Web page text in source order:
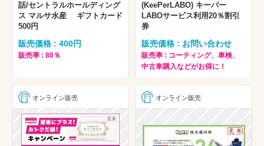
話/セントラルホールディング
ス マルサ水産 ギフトカード
500円
販売価格 : 400円
販売率 : 80％
(KeePerLABO) キーパー
LABOサービス利用20％割引
券
販売価格 : お問い合わせ
販売率 : コーティング、車検、
中古車購入などがお得に！
オンライン販売 オンライン販売